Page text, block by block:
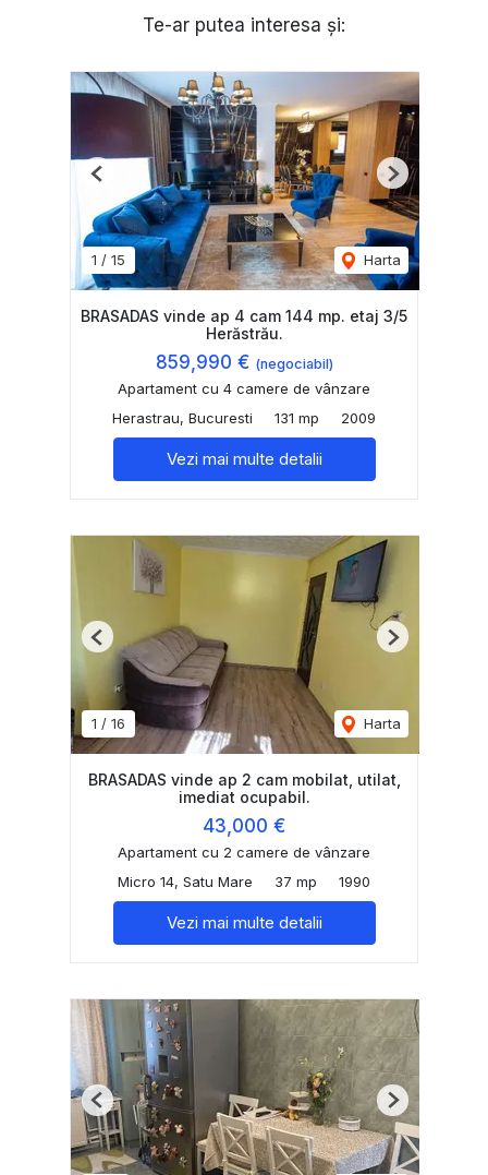
Te-ar putea interesa și:
1 / 15 Harta
Previous Next
BRASADAS vinde ap 4 cam 144 mp. etaj 3/5
Herăstrău.
859,990 € (negociabil)
Apartament cu 4 camere de vânzare
Herastrau, Bucuresti
131 mp 2009
Vezi mai multe detalii
1 / 16 Harta
Previous Next
BRASADAS vinde ap 2 cam mobilat, utilat,
imediat ocupabil.
43,000 €
Apartament cu 2 camere de vânzare
Micro 14, Satu Mare
37 mp 1990
Vezi mai multe detalii
Previous Next